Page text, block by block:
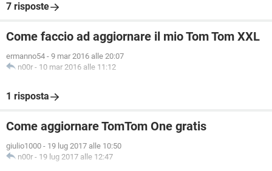
7 risposte
Come faccio ad aggiornare il mio Tom Tom XXL
ermanno54 - 9 mar 2016 alle 20:07
n00r - 10 mar 2016 alle 11:12
1 risposta
Come aggiornare TomTom One gratis
giulio1000 - 19 lug 2017 alle 10:50
n00r - 19 lug 2017 alle 12:47